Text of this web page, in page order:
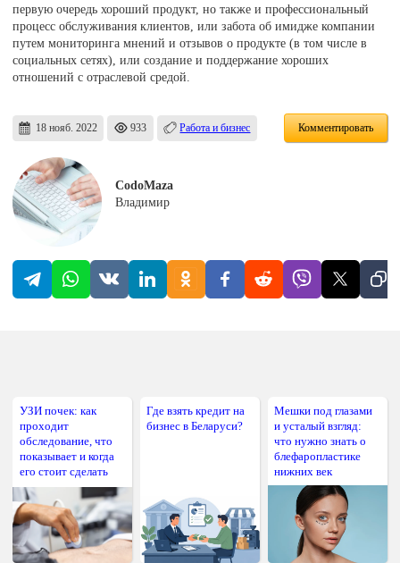
первую очередь хороший продукт, но также и профессиональный
процесс обслуживания клиентов, или забота об имидже компании
путем мониторинга мнений и отзывов о продукте (в том числе в
социальных сетях), или создание и поддержание хороших
отношений с отраслевой средой.
18 нояб. 2022 933 Работа и бизнес Комментировать
CodoMaza
Владимир
УЗИ почек: как
проходит
обследование, что
показывает и когда
его стоит сделать
Где взять кредит на
бизнес в Беларуси?
Мешки под глазами
и усталый взгляд:
что нужно знать о
блефаропластике
нижних век